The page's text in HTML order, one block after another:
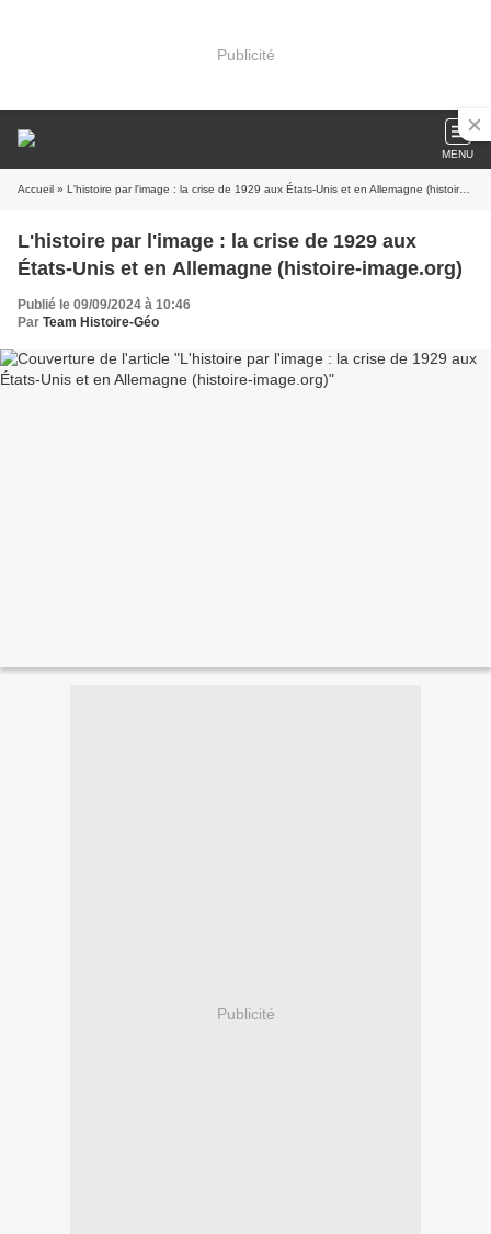
Publicité
MENU
Accueil » L'histoire par l'image : la crise de 1929 aux États-Unis et en Allemagne (histoire-image.org)
L'histoire par l'image : la crise de 1929 aux
États-Unis et en Allemagne (histoire-image.org)
Publié le 09/09/2024 à 10:46
Par Team Histoire-Géo
Publicité